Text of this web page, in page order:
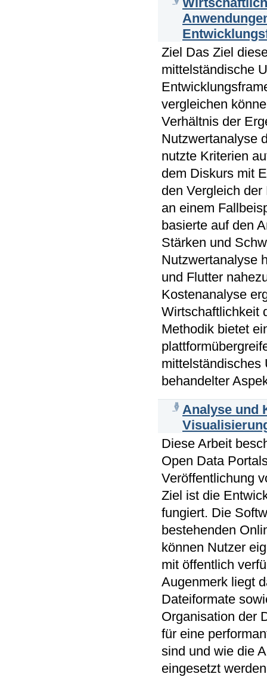
Ziel Das Ziel
mittelständische
vergleichen
Verhältnis der
Nutzwertanalyse
nutzte Kriterien
dem Diskurs mit
den Vergleich
an einem
basierte auf den
Stärken und
Nutzwertanalyse
und Flutter
Kostenanalyse
Wirtschaftlichkeit
Methodik bietet
mittelständisches
behandelter
Analyse und
Diese Arbeit
Open Data
Veröffentlichung
Ziel ist die
fungiert. Die
bestehenden
können Nutzer
mit öffentlich
Augenmerk liegt
Dateiformate
Organisation der
für eine
sind und wie die
eingesetzt